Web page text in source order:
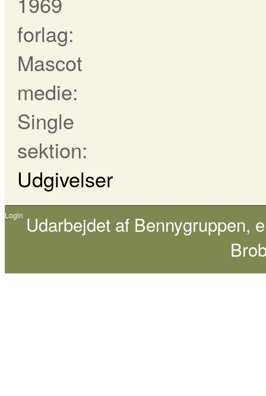
forlag:
Mascot
medie:
Single
sektion:
Udgivelser
Login Udarbejdet af Bennygruppen,